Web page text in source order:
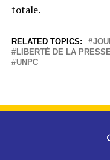
totale.
RELATED TOPICS:
LIBERTÉ DE LA PRESSE
UNPC